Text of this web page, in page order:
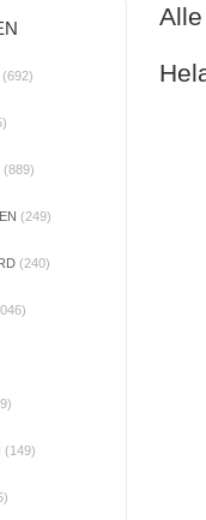
(692)
(889)
(249)
(240)
(149)